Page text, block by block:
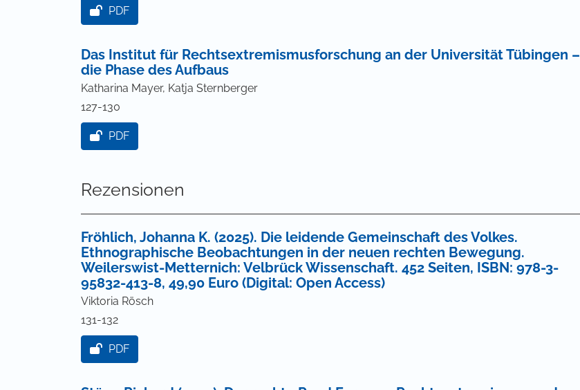
PDF
Das Institut für Rechtsextremismusforschung an der Universität Tübingen –
die Phase des Aufbaus
Katharina Mayer, Katja Sternberger
127-130
PDF
Rezensionen
Fröhlich, Johanna K. (2025). Die leidende Gemeinschaft des Volkes.
Ethnographische Beobachtungen in der neuen rechten Bewegung.
Weilerswist-Metternich: Velbrück Wissenschaft. 452 Seiten, ISBN: 978-3-
95832-413-8, 49,90 Euro (Digital: Open Access)
Viktoria Rösch
131-132
PDF